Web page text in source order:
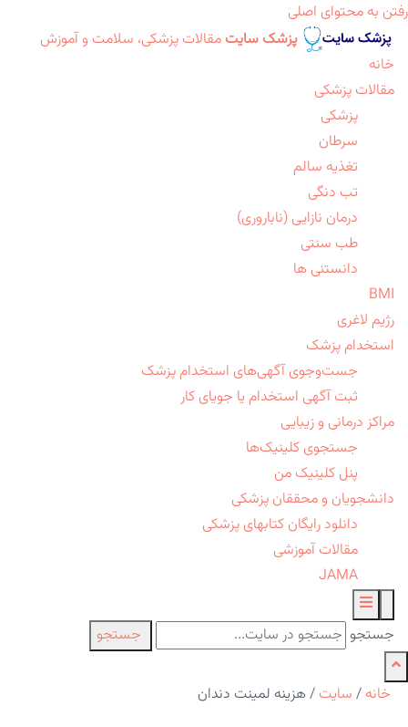
رفتن به محتوای اصلی
پزشک سایت مقالات پزشکی، سلامت و آموزش
خانه
مقالات پزشکی
پزشکی
سرطان
تغذیه سالم
تب دنگی
درمان نازایی (ناباروری)
طب سنتی
دانستنی ها
BMI
رژیم لاغری
استخدام پزشک
جست‌وجوی آگهی‌های استخدام پزشک
ثبت آگهی استخدام یا جویای کار
مراکز درمانی و زیبایی
جستجوی کلینیک‌ها
پنل کلینیک من
دانشجویان و محققان پزشکی
دانلود رایگان کتابهای پزشکی
مقالات آموزشی
JAMA
جستجو جستجو
خانه / سایت /هزینه لمینت دندان